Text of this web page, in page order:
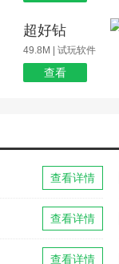
超好钻
49.8M | 试玩软件
查看
查看详情
查看详情
查看详情